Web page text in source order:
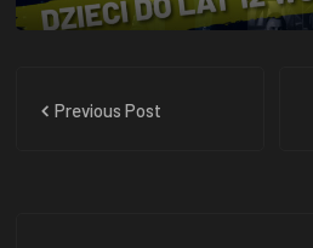
Previous Post